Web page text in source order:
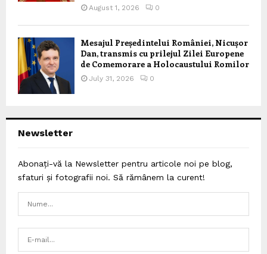
August 1, 2026 0
Mesajul Președintelui României, Nicușor
Dan, transmis cu prilejul Zilei Europene
de Comemorare a Holocaustului Romilor
July 31, 2026 0
Newsletter
Abonați-vă la Newsletter pentru articole noi pe blog,
sfaturi și fotografii noi. Să rămânem la curent!